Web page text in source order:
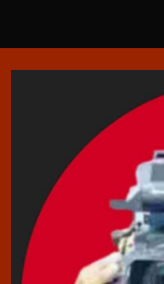
to
content